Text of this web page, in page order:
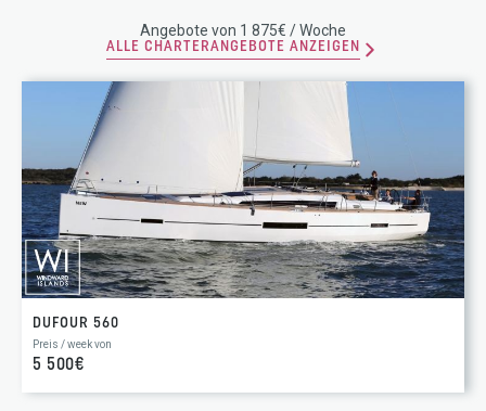
Angebote von 1 875€ / Woche
ALLE CHARTERANGEBOTE ANZEIGEN
DUFOUR 560
Preis / week von
5 500€